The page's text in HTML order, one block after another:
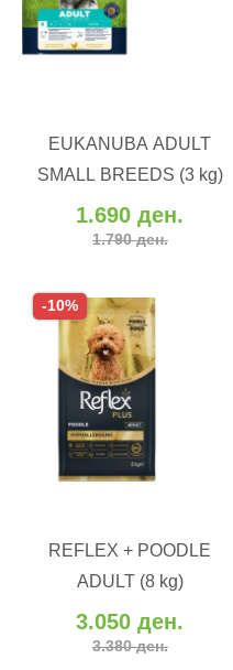
EUKANUBA ADULT
SMALL BREEDS (3 kg)
1.690 ден.
1.790 ден.
Додај во желби
Додај за споредба
-10%
REFLEX + POODLE
ADULT (8 kg)
3.050 ден.
3.380 ден.
Додај во желби
Додај за споредба